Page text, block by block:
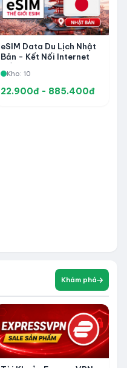
eSIM Data Du Lịch Nhật
Bản - Kết Nối Internet
Nhanh Và Tiện Lợi
Kho: 10
22.900đ - 885.400đ
Khám phá